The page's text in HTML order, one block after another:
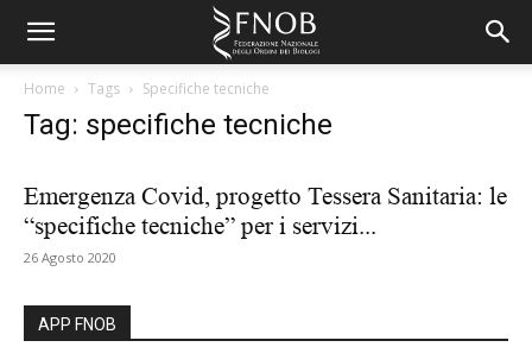
Home Tags Specifiche tecniche
Tag: specifiche tecniche
Emergenza Covid, progetto Tessera Sanitaria: le
“specifiche tecniche” per i servizi...
26 Agosto 2020
APP FNOB